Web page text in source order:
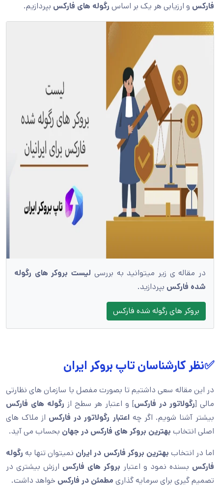
فارکس و ارزیابی هر یک بر اساس رگوله های فارکس بپردازیم.
در مقاله ی زیر میتوانید به بررسی لیست بروکر های رگوله
شده فارکس بپردازید.
بروکر های رگوله شده فارکس
✅نظر کارشناسان تاپ بروکر ایران
در این مقاله سعی داشتیم تا بصورت مفصل با سازمان های نظارتی
مالی [رگولاتور در فارکس] و اعتبار هر سطح از رگوله های فارکس
بیشتر آشنا شویم. اگر چه اعتبار رگولاتور در فارکس از ملاک های
اصلی انتخاب بهترین بروکر های فارکس در جهان بحساب می آید.
اما در انتخاب بهترین بروکر فارکس در ایران نمیتوان تنها به رگوله
فارکس بسنده نمود و اعتبار بروکر های فارکس ارزش بیشتری در
تصمیم گیری برای سرمایه گذاری مطمئن در فارکس خواهد داشت.